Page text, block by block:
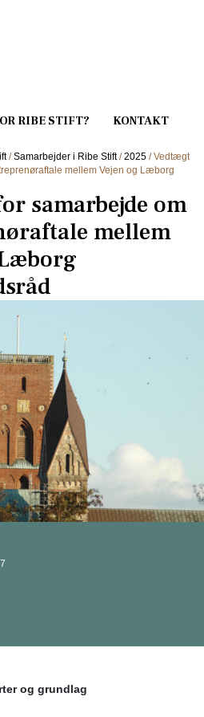
/Samarbejder i Ribe Stift/2025/ Vedtægt
mellem Vejen og Læborg
samarbejde om
mellem
og grundlag